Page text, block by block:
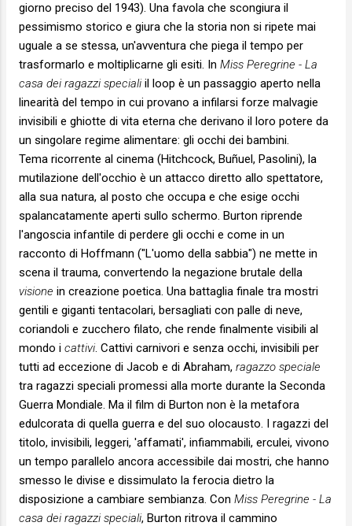
giorno preciso del 1943). Una favola che scongiura il
pessimismo storico e giura che la storia non si ripete mai
uguale a se stessa, un'avventura che piega il tempo per
trasformarlo e moltiplicarne gli esiti. In Miss Peregrine - La
casa dei ragazzi speciali il loop è un passaggio aperto nella
linearità del tempo in cui provano a infilarsi forze malvagie
invisibili e ghiotte di vita eterna che derivano il loro potere da
un singolare regime alimentare: gli occhi dei bambini.
Tema ricorrente al cinema (Hitchcock, Buñuel, Pasolini), la
mutilazione dell'occhio è un attacco diretto allo spettatore,
alla sua natura, al posto che occupa e che esige occhi
spalancatamente aperti sullo schermo. Burton riprende
l'angoscia infantile di perdere gli occhi e come in un
racconto di Hoffmann ("L'uomo della sabbia") ne mette in
scena il trauma, convertendo la negazione brutale della
visione in creazione poetica. Una battaglia finale tra mostri
gentili e giganti tentacolari, bersagliati con palle di neve,
coriandoli e zucchero filato, che rende finalmente visibili al
mondo i cattivi. Cattivi carnivori e senza occhi, invisibili per
tutti ad eccezione di Jacob e di Abraham, ragazzo speciale
tra ragazzi speciali promessi alla morte durante la Seconda
Guerra Mondiale. Ma il film di Burton non è la metafora
edulcorata di quella guerra e del suo olocausto. I ragazzi del
titolo, invisibili, leggeri, 'affamati', infiammabili, erculei, vivono
un tempo parallelo ancora accessibile dai mostri, che hanno
smesso le divise e dissimulato la ferocia dietro la
disposizione a cambiare sembianza. Con Miss Peregrine - La
casa dei ragazzi speciali, Burton ritrova il cammino